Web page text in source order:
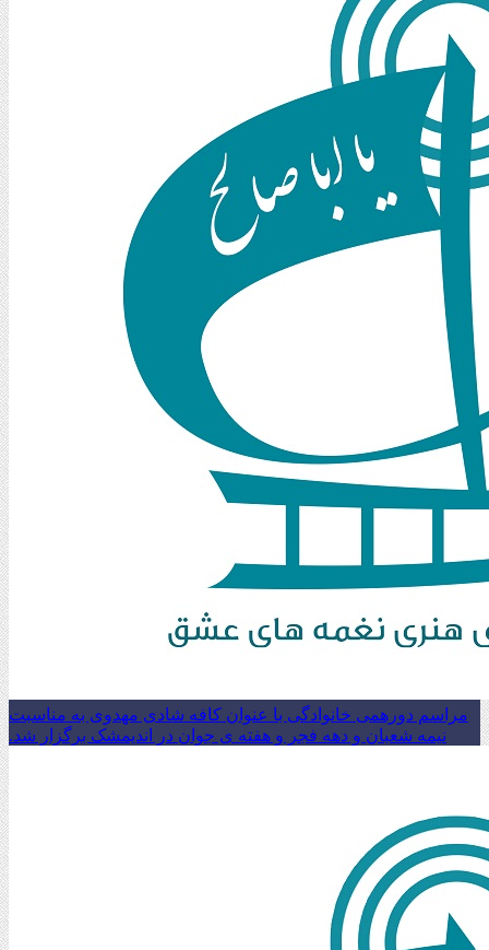
مراسم دورهمی خانوادگی با عنوان کافه شادی مهدوی به مناسبت
نیمه شعبان و دهه فجر و هفته ی جوان در اندیمشک برگزار شد.